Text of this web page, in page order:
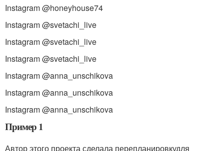
Instagram @honeyhouse74
Instagram @svetachi_live
Instagram @svetachi_live
Instagram @svetachi_live
Instagram @anna_unschikova
Instagram @anna_unschikova
Instagram @anna_unschikova
Пример 1
Автор этого проекта сделала перепланировкудля